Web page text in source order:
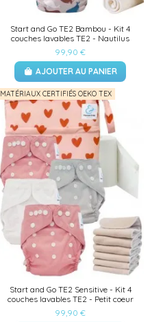
Start and Go TE2 Bambou - Kit 4
couches lavables TE2 - Nautilus
99,90 €
AJOUTER AU PANIER
MATÉRIAUX CERTIFIÉS OEKO TEX
Start and Go TE2 Sensitive - Kit 4
couches lavables TE2 - Petit coeur
99,90 €